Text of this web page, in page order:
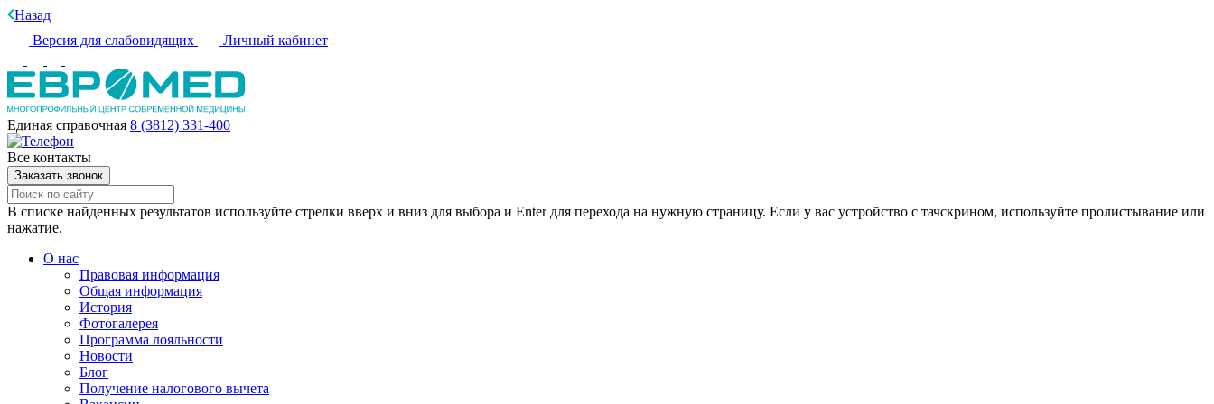
Назад
Версия для слабовидящих
Личный кабинет
Единая справочная 8 (3812) 331-400
Все контакты
Заказать звонок
В списке найденных результатов используйте стрелки вверх и вниз для выбора и Enter для перехода на нужную страницу. Если у вас устройство с тачскрином, используйте пролистывание или
нажатие.
О нас
Правовая информация
Общая информация
История
Фотогалерея
Программа лояльности
Новости
Блог
Получение налогового вычета